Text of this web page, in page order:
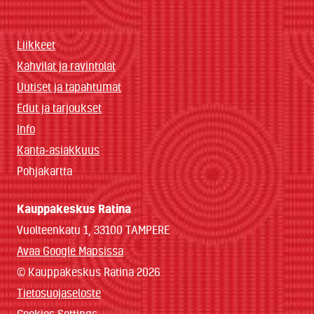
Liikkeet
Kahvilat ja ravintolat
Uutiset ja tapahtumat
Edut ja tarjoukset
Info
Kanta-asiakkuus
Pohjakartta
Kauppakeskus Ratina
Vuolteenkatu 1, 33100 TAMPERE
Avaa Google Mapsissa
© Kauppakeskus Ratina 2026
Tietosuojaseloste